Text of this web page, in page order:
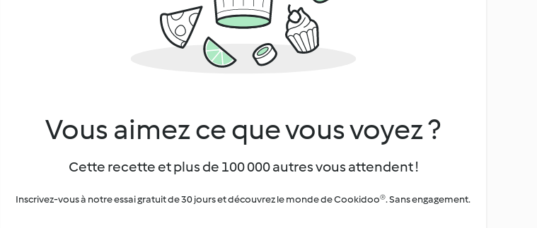
Vous aimez ce que vous voyez ?
Cette recette et plus de 100 000 autres vous attendent !
Inscrivez-vous à notre essai gratuit de 30 jours et découvrez le monde de Cookidoo®. Sans engagement.